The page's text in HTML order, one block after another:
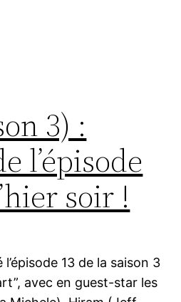
3) :
l’épisode
soir !
13 de la saison 3
avec en guest-star les